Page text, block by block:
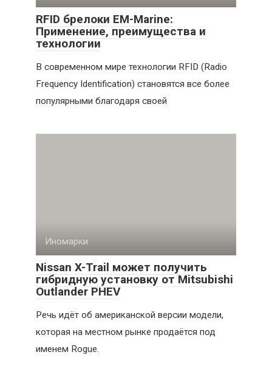
RFID брелоки EM-Marine:
Применение, преимущества и
технологии
В современном мире технологии RFID (Radio
Frequency Identification) становятся все более
популярными благодаря своей
Иномарки
Nissan X-Trail может получить
гибридную установку от Mitsubishi
Outlander PHEV
Речь идёт об американской версии модели,
которая на местном рынке продаётся под
именем Rogue.